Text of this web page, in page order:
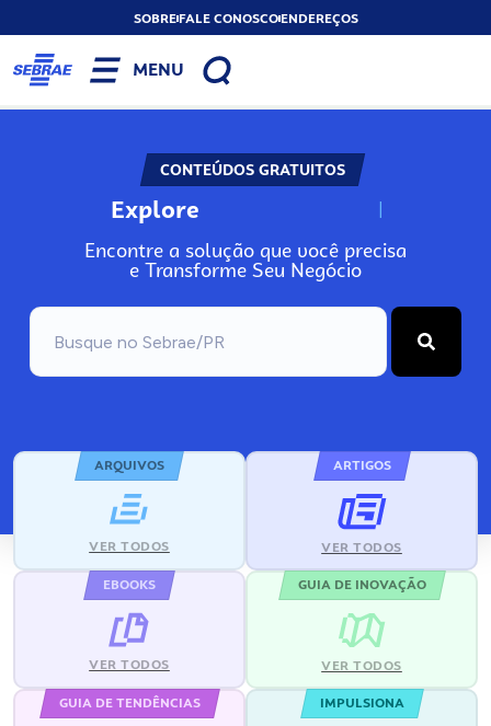
SOBREFALE CONOSCOENDEREÇOS
MENU
CONTEÚDOS GRATUITOS
Explore N
Encontre a solução que você precisa
e Transforme Seu Negócio
ARQUIVOS
VER TODOS
ARTIGOS
VER TODOS
EBOOKS
VER TODOS
GUIA DE INOVAÇÃO
VER TODOS
GUIA DE TENDÊNCIAS IMPULSIONA